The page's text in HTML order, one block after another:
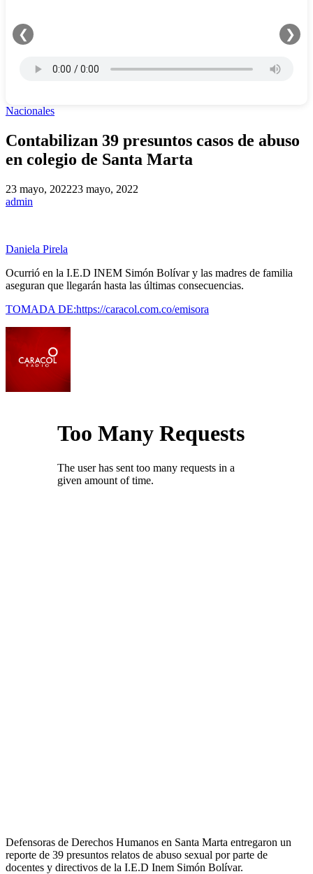
❮ ❯
Nacionales
Contabilizan 39 presuntos casos de abuso
en colegio de Santa Marta
23 mayo, 202223 mayo, 2022
admin
Daniela Pirela
Ocurrió en la I.E.D INEM Simón Bolívar y las madres de familia
aseguran que llegarán hasta las últimas consecuencias.
TOMADA DE:https://caracol.com.co/emisora
Defensoras de Derechos Humanos en Santa Marta entregaron un
reporte de 39 presuntos relatos de abuso sexual por parte de
docentes y directivos de la I.E.D Inem Simón Bolívar.